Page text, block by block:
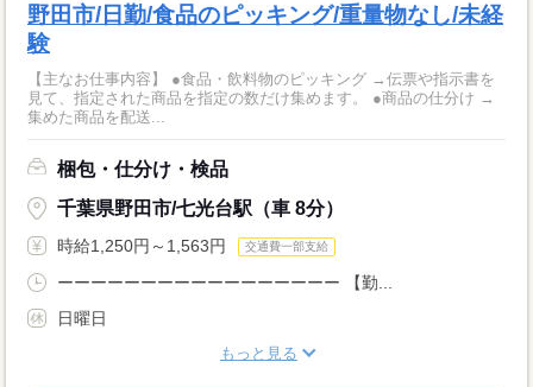
野田市/日勤/食品のピッキング/重量物なし/未経
験
【主なお仕事内容】 ●食品・飲料物のピッキング →伝票や指示書を
見て、指定された商品を指定の数だけ集めます。 ●商品の仕分け →
集めた商品を配送...
梱包・仕分け・検品
千葉県野田市/七光台駅（車 8分）
時給1,250円～1,563円 交通費一部支給
ーーーーーーーーーーーーーーーーー 【勤...
日曜日
もっと見る